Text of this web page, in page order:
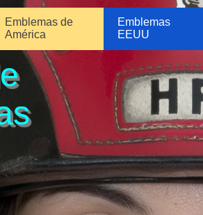
Emblemas de
América
Emblemas
EEUU